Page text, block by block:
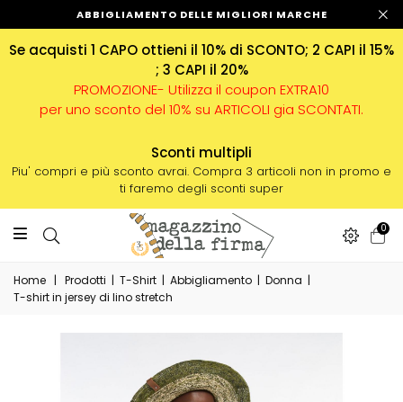
ABBIGLIAMENTO DELLE MIGLIORI MARCHE
Se acquisti 1 CAPO ottieni il 10% di SCONTO; 2 CAPI il 15%
; 3 CAPI il 20%
PROMOZIONE- Utilizza il coupon EXTRA10
per uno sconto del 10% su ARTICOLI gia SCONTATI.
Sconti multipli
Piu' compri e più sconto avrai. Compra 3 articoli non in promo e
ti faremo degli sconti super
0
Home | Prodotti | T-Shirt | Abbigliamento | Donna |
T-shirt in jersey di lino stretch